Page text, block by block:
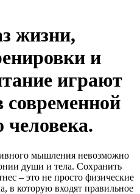
жизни,
и
играют
мышления невозможно
души и тела. Сохранить
– это не просто физические
в которую входят правильное